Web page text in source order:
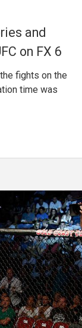
and
on FX 6
fights on the
time was